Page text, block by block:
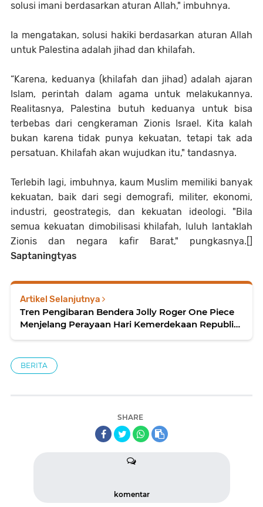
solusi imani berdasarkan aturan Allah," imbuhnya.
Ia mengatakan, solusi hakiki berdasarkan aturan Allah
untuk Palestina adalah jihad dan khilafah.
“Karena, keduanya (khilafah dan jihad) adalah ajaran
Islam, perintah dalam agama untuk melakukannya.
Realitasnya, Palestina butuh keduanya untuk bisa
terbebas dari cengkeraman Zionis Israel. Kita kalah
bukan karena tidak punya kekuatan, tetapi tak ada
persatuan. Khilafah akan wujudkan itu," tandasnya.
Terlebih lagi, imbuhnya, kaum Muslim memiliki banyak
kekuatan, baik dari segi demografi, militer, ekonomi,
industri, geostrategis, dan kekuatan ideologi. "Bila
semua kekuatan dimobilisasi khilafah, luluh lantaklah
Zionis dan negara kafir Barat," pungkasnya.[]
Saptaningtyas
Artikel Selanjutnya
Tren Pengibaran Bendera Jolly Roger One Piece
Menjelang Perayaan Hari Kemerdekaan Republik
BERITA
SHARE
komentar